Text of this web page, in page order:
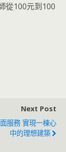
從100元到100
Next Post
服務 實現一棟心
中的理想建築